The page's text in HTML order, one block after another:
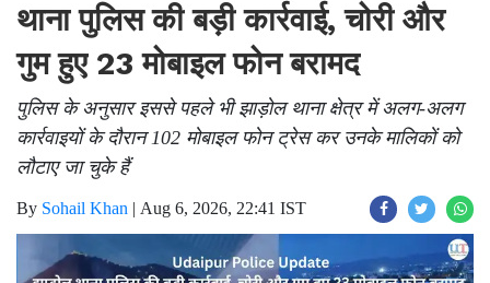
थाना पुलिस की बड़ी कार्रवाई, चोरी और
गुम हुए 23 मोबाइल फोन बरामद
पुलिस के अनुसार इससे पहले भी झाड़ोल थाना क्षेत्र में अलग-अलग
कार्रवाइयों के दौरान 102 मोबाइल फोन ट्रेस कर उनके मालिकों को
लौटाए जा चुके हैं
By Sohail Khan | Aug 6, 2026, 22:41 IST